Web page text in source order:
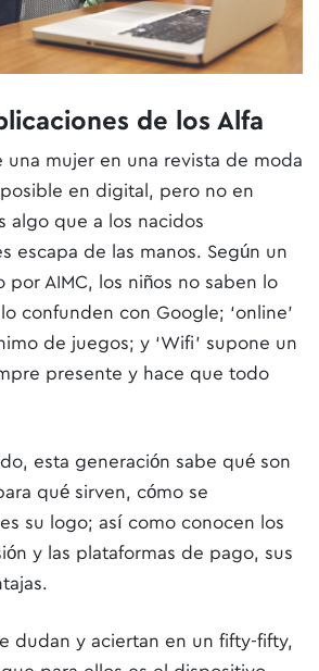
de los Alfa
una mujer en una revista de moda
en digital, pero no en
algo que a los nacidos
escapa de las manos. Según un
por AIMC, los niños no saben lo
confunden con Google; ‘online’
de juegos; y ‘Wifi’ supone un
presente y hace que todo
esta generación sabe qué son
qué sirven, cómo se
su logo; así como conocen los
y las plataformas de pago, sus
dudan y aciertan en un fifty-fifty,